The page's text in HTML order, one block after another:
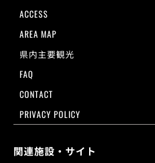
ACCESS
AREA MAP
県内主要観光
FAQ
CONTACT
PRIVACY POLICY
関連施設・サイト